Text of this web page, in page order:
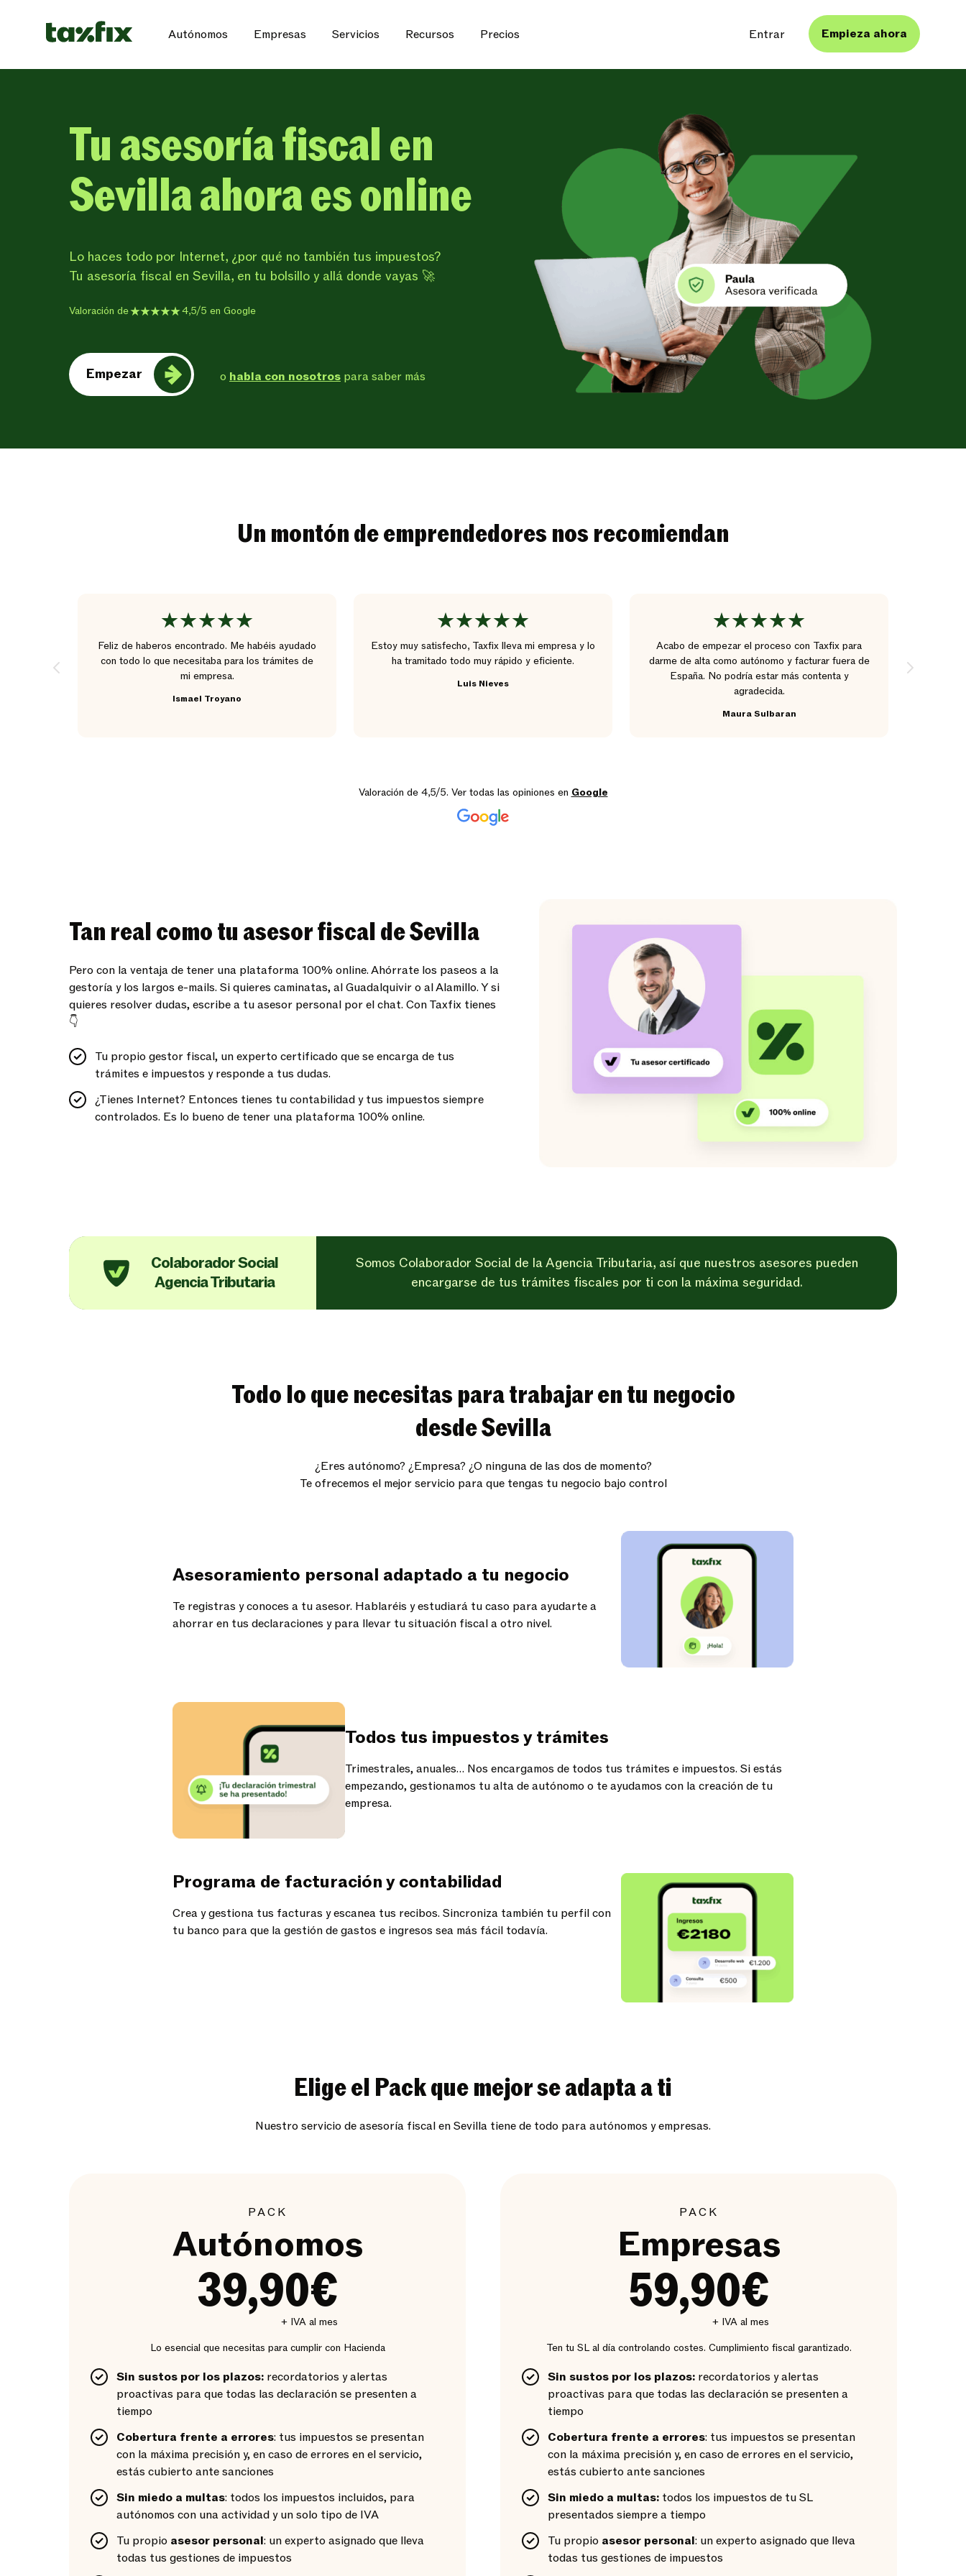
Autónomos Empresas Servicios Recursos Precios Entrar Empieza ahora
Tu asesoría fiscal en
Sevilla ahora es online
Lo haces todo por Internet, ¿por qué no también tus impuestos?
Tu asesoría fiscal en Sevilla, en tu bolsillo y allá donde vayas 🚀
Valoración de 4,5/5 en Google
Empezar o habla con nosotros para saber más
Un montón de emprendedores nos recomiendan
Feliz de haberos encontrado. Me habéis ayudado
con todo lo que necesitaba para los trámites de
mi empresa.
Ismael Troyano
Estoy muy satisfecho, Taxfix lleva mi empresa y lo
ha tramitado todo muy rápido y eficiente.
Luis Nieves
Acabo de empezar el proceso con Taxfix para
darme de alta como autónomo y facturar fuera de
España. No podría estar más contenta y
agradecida.
Maura Sulbaran
Valoración de 4,5/5. Ver todas las opiniones en Google
Tan real como tu asesor fiscal de Sevilla
Pero con la ventaja de tener una plataforma 100% online. Ahórrate los paseos a la
gestoría y los largos e-mails. Si quieres caminatas, al Guadalquivir o al Alamillo. Y si
quieres resolver dudas, escribe a tu asesor personal por el chat. Con Taxfix tienes
👇
Tu propio gestor fiscal, un experto certificado que se encarga de tus
trámites e impuestos y respondea tus dudas.
¿Tienes Internet? Entonces tienes tu contabilidad y tus impuestos siempre
controlados. Es lo bueno de tener una plataforma 100% online.
Colaborador Social
Agencia Tributaria
Somos Colaborador Social de la Agencia Tributaria, así que nuestros asesores pueden
encargarse de tus trámites fiscales por ti con la máxima seguridad.
Todo lo que necesitas para trabajar en tu negocio
desde Sevilla
¿Eres autónomo? ¿Empresa? ¿O ninguna de las dos de momento?
Te ofrecemos el mejor servicio para que tengas tu negocio bajo control
Asesoramiento personal adaptado a tu negocio
Te registras y conoces a tu asesor. Hablaréis y estudiará tu caso para ayudarte a
ahorrar en tus declaraciones y para llevar tu situación fiscal a otro nivel.
Todos tus impuestos y trámites
Trimestrales, anuales… Nos encargamos de todos tus trámites e impuestos. Si estás
empezando, gestionamos tu alta de autónomo o te ayudamos con la creación de tu
empresa.
Programa de facturación y contabilidad
Crea y gestiona tus facturas y escanea tus recibos. Sincroniza también tu perfil con
tu banco para que la gestión de gastos e ingresos sea más fácil todavía.
Elige el Pack que mejor se adapta a ti
Nuestro servicio de asesoría fiscal en Sevilla tiene de todo para autónomos y empresas.
PACK
Autónomos
39,90€
+ IVA al mes
Lo esencial que necesitas para cumplir con Hacienda
Sin sustos por los plazos: recordatorios y alertas
proactivas para que todas las declaración se presenten a
tiempo
Cobertura frente a errores: tus impuestos se presentan
con la máxima precisión y, en caso de errores en el servicio,
estás cubierto ante sanciones
Sin miedo a multas: todos los impuestos incluidos, para
autónomos con una actividad y un solo tipo de IVA
Tu propio asesor personal: un experto asignado que lleva
todas tus gestiones de impuestos
PACK
Empresas
59,90€
+ IVA al mes
Ten tu SL al día controlando costes. Cumplimiento fiscal garantizado.
Sin sustos por los plazos: recordatorios y alertas
proactivas para que todas las declaración se presenten a
tiempo
Cobertura frente a errores: tus impuestos se presentan
con la máxima precisión y, en caso de errores en el servicio,
estás cubierto ante sanciones
Sin miedo a multas: todos los impuestos de tu SL
presentados siempre a tiempo
Tu propio asesor personal: un experto asignado que lleva
todas tus gestiones de impuestos